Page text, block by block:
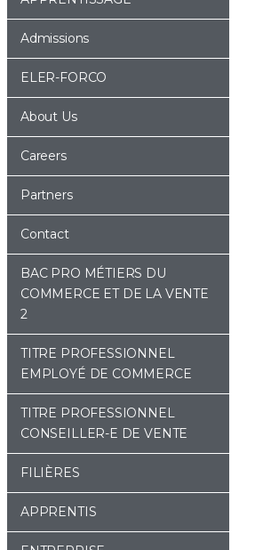
Admissions
ELER-FORCO
About Us
Careers
Partners
Contact
BAC PRO MÉTIERS DU
COMMERCE ET DE LA VENTE
2
TITRE PROFESSIONNEL
EMPLOYÉ DE COMMERCE
TITRE PROFESSIONNEL
CONSEILLER-E DE VENTE
FILIÈRES
APPRENTIS